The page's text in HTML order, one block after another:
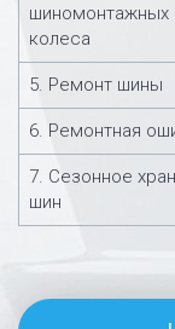
шиномонтажных
колеса
5. Ремонт шины
6. Ремонтная
7. Сезонное
шин